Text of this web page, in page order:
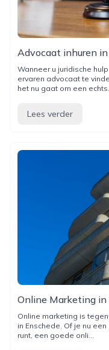
Advocaat inhuren
Wanneer u juridische
ervaren advocaat te
het nu gaat om een
Lees verder
Online Marketing in
Online marketing is
in Enschede. Of je nu
runt, een goede onli...